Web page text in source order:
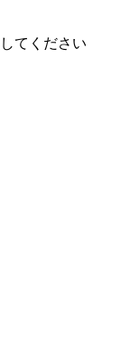
してください